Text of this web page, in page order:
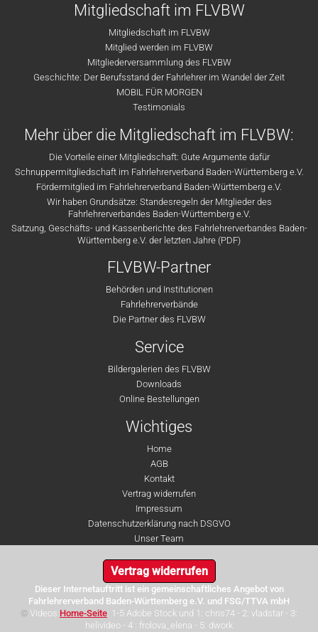
Mitgliedschaft im FLVBW
Mitgliedschaft im FLVBW
Mitglied werden im FLVBW
Mitgliederversammlung des FLVBW
Geschichte: Der Berufsstand der Fahrlehrer im Wandel der Zeit
MOBIL FÜR MORGEN
Testimonials
Mehr über die Mitgliedschaft im FLVBW:
Die Vorteile einer Mitgliedschaft: Gute Argumente dafür
Schnuppermitgliedschaft im Fahrlehrerverband Baden-Württemberg e.V.
Fördermitglied im Fahrlehrerverband Baden-Württemberg e.V.
Wir haben Grundsätze: Standesregeln der Mitglieder des
Fahrlehrerverbandes Baden-Württemberg e.V.
Satzung, Geschäfts- und Kassenberichte des Fahrlehrerverbandes Baden-
Württemberg e.V. der letzten Jahre (PDF)
FLVBW-Partner
Behörden und Institutionen
Fahrlehrerverbände
Die Partner des FLVBW
Service
Bildergalerien des FLVBW
Downloads
Online Bestellungen
Wichtiges
Home
AGB
Kontakt
Vertrag widerrufen
Impressum
Datenschutzerklärung nach DSGVO
Unser Team
Vertrag widerrufen
Dieser Internetauftritt ist ein gemeinschaftliches Angebot von
Fahrlehrerverband Baden-Württemberg e.V. und FSG/TTVA mbH
© Videos Home-Seite: 1-5 Adobe Stock und 1: chris74 - 2: vladstar - 3:
helivideo - 4 : frolova_elena - 5: dwork